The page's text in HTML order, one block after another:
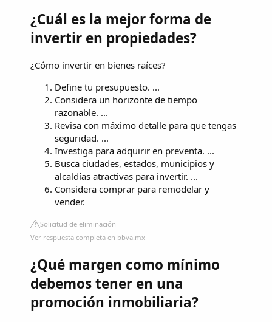
¿Cuál es la mejor forma de
invertir en propiedades?
¿Cómo invertir en bienes raíces?
Define tu presupuesto. ...
Considera un horizonte de tiempo
razonable. ...
Revisa con máximo detalle para que tengas
seguridad. ...
Investiga para adquirir en preventa. ...
Busca ciudades, estados, municipios y
alcaldías atractivas para invertir. ...
Considera comprar para remodelar y
vender.
Solicitud de eliminación
Ver respuesta completa en bbva.mx
¿Qué margen como mínimo
debemos tener en una
promoción inmobiliaria?